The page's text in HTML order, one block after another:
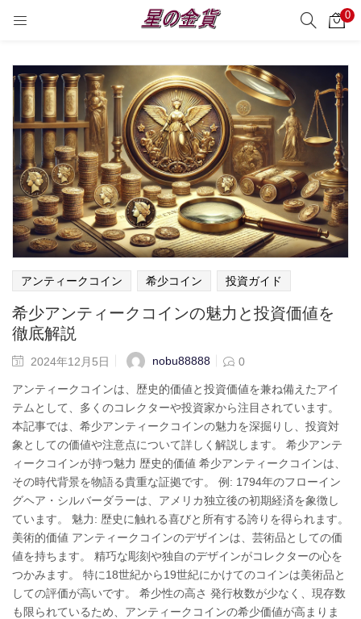
0
サーチ
アンティークコイン 希少コイン 投資ガイド
希少アンティークコインの魅力と投資価値を
徹底解説
2024年12月5日 nobu88888 0
アンティークコインは、歴史的価値と投資価値を兼ね備えたアイ
テムとして、多くのコレクターや投資家から注目されています。
本記事では、希少アンティークコインの魅力を深掘りし、投資対
象としての価値や注意点について詳しく解説します。 希少アンテ
ィークコインが持つ魅力 歴史的価値 希少アンティークコインは、
その時代背景を物語る貴重な証拠です。 例: 1794年のフローイン
グヘア・シルバーダラーは、アメリカ独立後の初期経済を象徴し
ています。 魅力: 歴史に触れる喜びと所有する誇りを得られます。
美術的価値 アンティークコインのデザインは、芸術品としての価
値を持ちます。 精巧な彫刻や独自のデザインがコレクターの心を
つかみます。 特に18世紀から19世紀にかけてのコインは美術品と
しての評価が高いです。 希少性の高さ 発行枚数が少なく、現存数
も限られているため、アンティークコインの希少価値が高まりま
Enter your username and password to login.
Remember me
Login